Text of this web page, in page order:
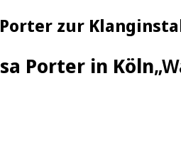
Porter zur
Porter in Köln